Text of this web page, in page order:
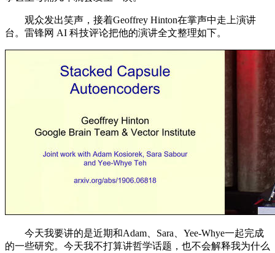
观众发出笑声，接着Geoffrey Hinton在掌声中走上演讲
台。雷锋网 AI 科技评论把他的演讲全文整理如下。
今天我要讲的是近期和Adam、Sara、Yee-Whye一起完成
的一些研究。今天我不打算讲哲学话题，也不会解释我为什么